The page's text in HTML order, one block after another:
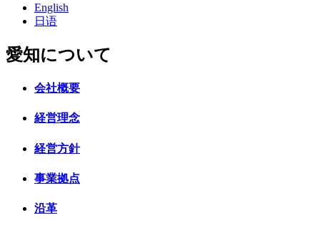
English
日语
愛知について
会社概要
経営理念
経営方針
事業拠点
沿革